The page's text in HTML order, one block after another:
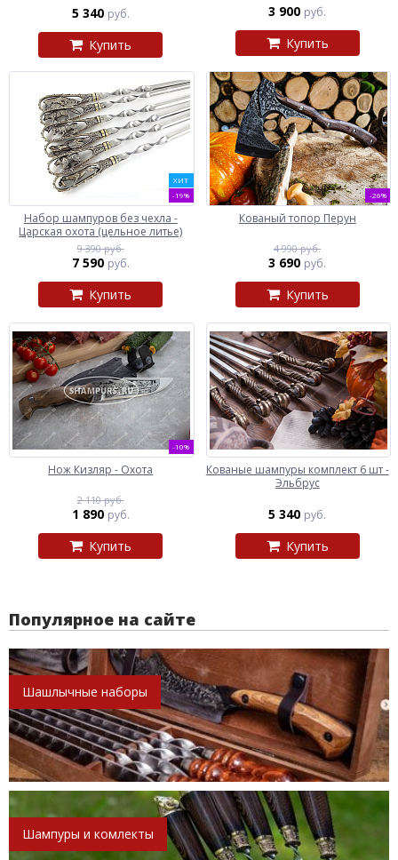
5 340 руб.
Купить
3 900 руб.
Купить
ХИТ
-19%
Набор шампуров без чехла -
Царская охота (цельное литье)
9 390 руб.
7 590 руб.
Купить
-26%
Кованый топор Перун
4 990 руб.
3 690 руб.
Купить
-10%
Нож Кизляр - Охота
2 110 руб.
1 890 руб.
Купить
Кованые шампуры комплект 6 шт -
Эльбрус
5 340 руб.
Купить
Популярное на сайте
Шашлычные наборы
Шампуры и комлекты